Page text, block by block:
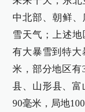
中北部、朝鲜
雪天气；上述
有大暴雪到特大
米，部分地区有
县、山形县、富
90毫米，局地